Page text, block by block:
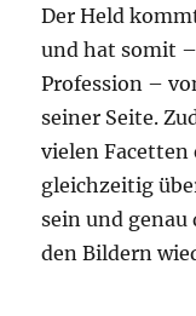
Der Held
und hat somit
Profession –
seiner Seite.
vielen Facetten
gleichzeitig
sein und genau
den Bildern